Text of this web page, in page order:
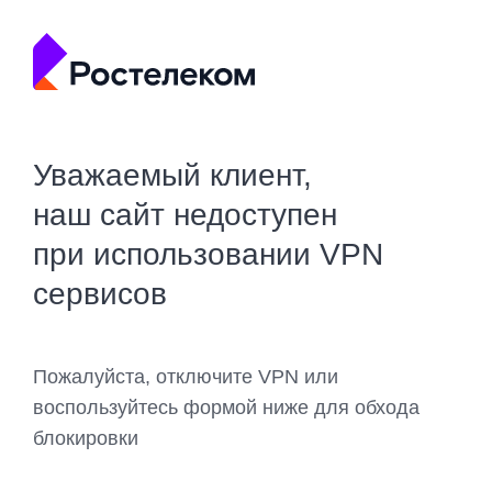
Уважаемый клиент,
наш сайт недоступен
при использовании VPN
сервисов
Пожалуйста, отключите VPN или
воспользуйтесь формой ниже для обхода
блокировки